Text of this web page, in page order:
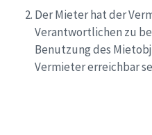
Der Mieter hat der
Verantwortlichen zu
Benutzung des
Vermieter erreichbar